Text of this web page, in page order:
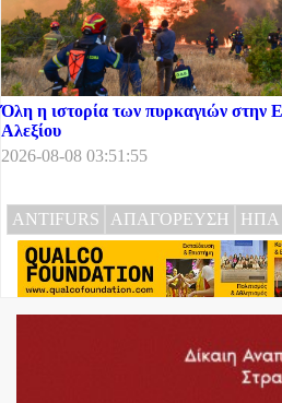
Όλη η ιστορία των πυρκαγιών στην
Αλεξίου
2026-08-08 03:51:55
ANTIFURS ΑΠΑΓΟΡΕΥΣΗ ΗΠΑ